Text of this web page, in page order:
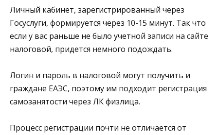
Личный кабинет, зарегистрированный через
Госуслуги, формируется через 10-15 минут. Так что
если у вас раньше не было учетной записи на сайте
налоговой, придется немного подождать.
Логин и пароль в налоговой могут получить и
граждане ЕАЭС, поэтому им подходит регистрация
самозанятости через ЛК физлица.
Процесс регистрации почти не отличается от